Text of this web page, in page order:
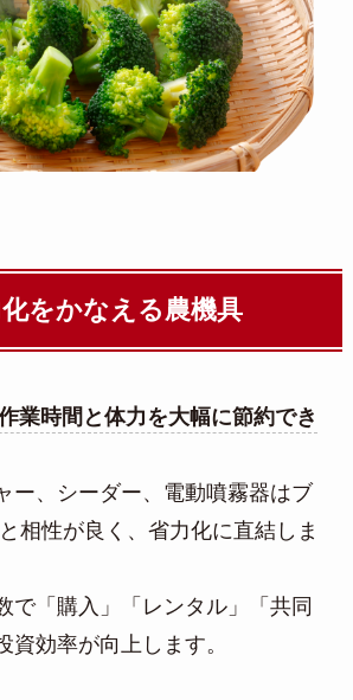
をかなえる農機具
業時間と体力を大幅に節約でき
ー、シーダー、電動噴霧器はブ
相性が良く、省力化に直結しま
で「購入」「レンタル」「共同
資効率が向上します。